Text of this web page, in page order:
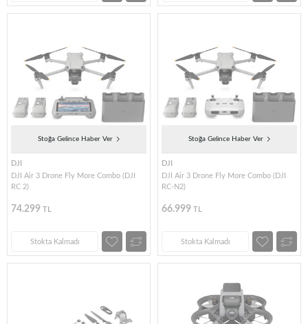
Stoğa Gelince Haber Ver
DJI
DJI Air 3 Drone Fly More Combo (DJI
RC 2)
74.299 TL
Stokta Kalmadı
Stoğa Gelince Haber Ver
DJI
DJI Air 3 Drone Fly More Combo (DJI
RC-N2)
66.999 TL
Stokta Kalmadı